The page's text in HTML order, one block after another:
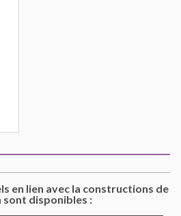
en lien avec la constructions de
sont disponibles :